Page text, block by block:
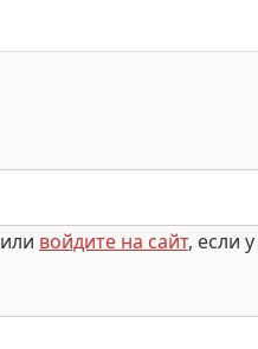
или войдите на сайт, если